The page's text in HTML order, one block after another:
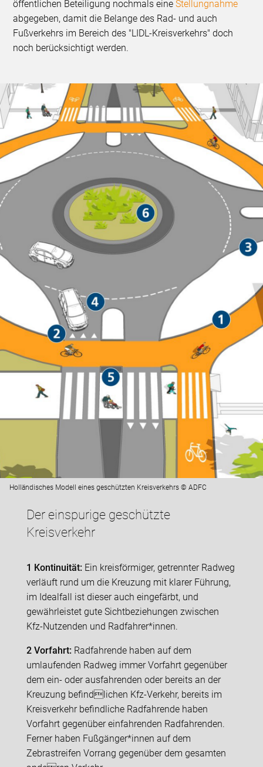
öffentlichen Beteiligung nochmals eineStellungnahme
abgegeben, damit die Belange des Rad- und auch
Fußverkehrs im Bereich des "LIDL-Kreisverkehrs" doch
noch berücksichtigt werden.
Holländisches Modell eines geschützten Kreisverkehrs © ADFC
Der einspurige geschützte
Kreisverkehr
1 Kontinuität: Ein kreisförmiger, getrennter Radweg
verläuft rund um die Kreuzung mit klarer Führung,
im Idealfall ist dieser auch eingefärbt, und
gewährleistet gute Sichtbeziehungen zwischen
Kfz-Nutzenden und Radfahrer*innen.
2 Vorfahrt: Radfahrende haben auf dem
umlaufenden Radweg immer Vorfahrt gegenüber
dem ein- oder ausfahrenden oder bereits an der
Kreuzung befindlichen Kfz-Verkehr, bereits im
Kreisverkehr befindliche Radfahrende haben
Vorfahrt gegenüber einfahrenden Radfahrenden.
Ferner haben Fußgänger*innen auf dem
Zebrastreifen Vorrang gegenüber dem gesamten